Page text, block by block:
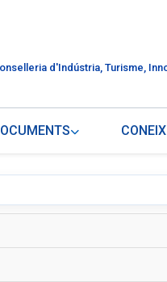
d'Indústria, Turisme,